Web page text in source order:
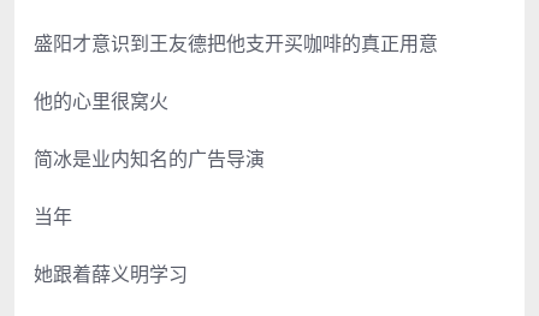
盛阳才意识到王友德把他支开买咖啡的真正用意
他的心里很窝火
简冰是业内知名的广告导演
当年
她跟着薛义明学习